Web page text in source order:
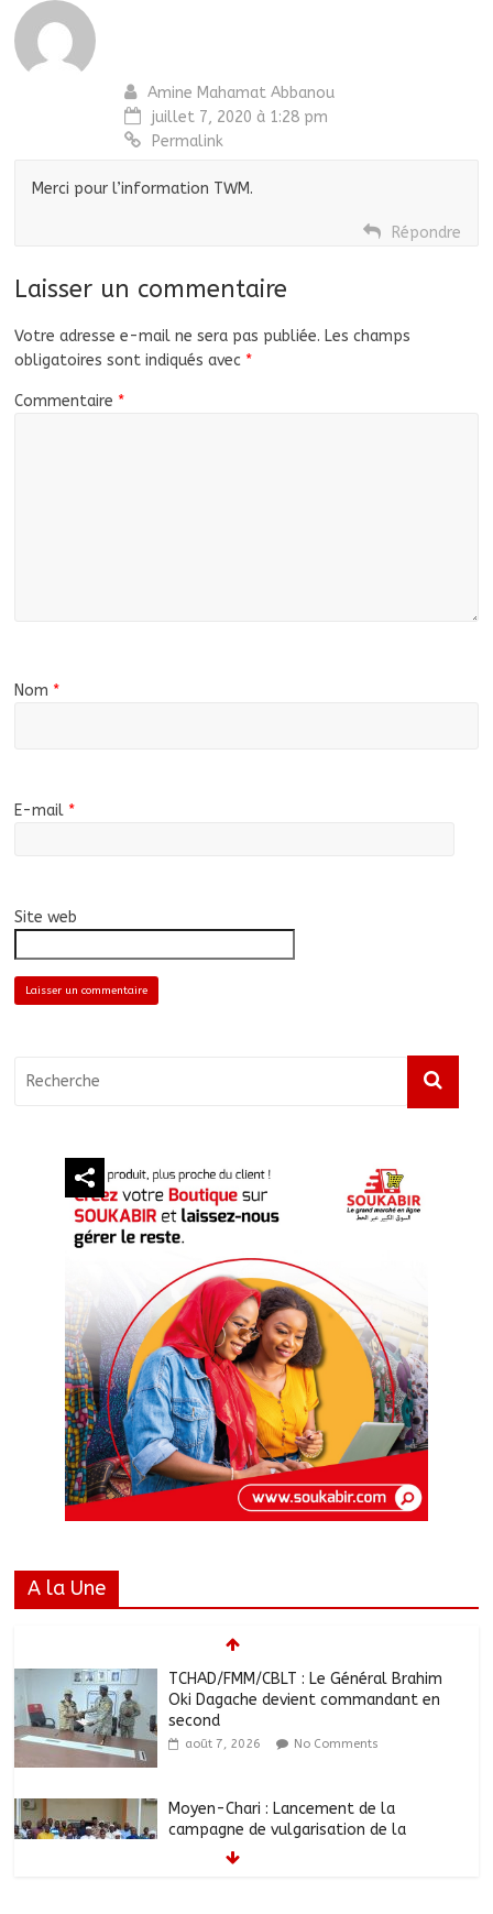
Amine Mahamat Abbanou
juillet 7, 2020 à 1:28 pm
Permalink
Merci pour l’information TWM.
Répondre
Laisser un commentaire
Votre adresse e-mail ne sera pas publiée. Les champs
obligatoires sont indiqués avec *
Commentaire *
Nom *
E-mail *
Site web
A la Une
TCHAD/FMM/CBLT : Le Général Brahim
Oki Dagache devient commandant en
second
août 7, 2026 No Comments
Moyen-Chari : Lancement de la
campagne de vulgarisation de la
politique nationale de DDR